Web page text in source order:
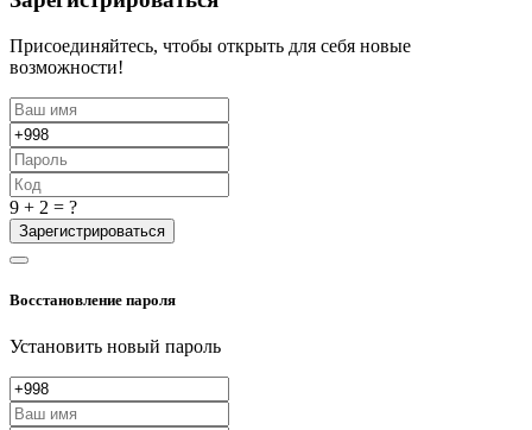
Присоединяйтесь, чтобы открыть для себя новые
возможности!
9 + 2 = ?
Зарегистрироваться
Восстановление пароля
Установить новый пароль